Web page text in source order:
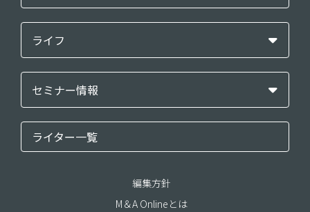
ライフ
セミナー情報
ライター一覧
編集方針
M＆A Onlineとは